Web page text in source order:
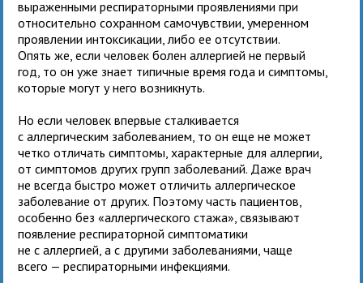
выраженными респираторными проявлениями при
относительно сохранном самочувствии, умеренном
проявлении интоксикации, либо ее отсутствии.
Опять же, если человек болен аллергией не первый
год, то он уже знает типичные время года и симптомы,
которые могут у него возникнуть.
Но если человек впервые сталкивается
с аллергическим заболеванием, то он еще не может
четко отличать симптомы, характерные для аллергии,
от симптомов других групп заболеваний. Даже врач
не всегда быстро может отличить аллергическое
заболевание от других. Поэтому часть пациентов,
особенно без «аллергического стажа», связывают
появление респираторной симптоматики
не с аллергией, а с другими заболеваниями, чаще
всего — респираторными инфекциями.